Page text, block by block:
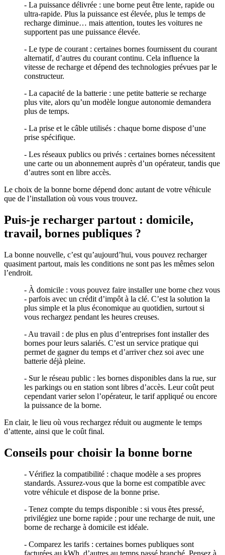
- La puissance délivrée : une borne peut être lente, rapide ou
ultra-rapide. Plus la puissance est élevée, plus le temps de
recharge diminue… mais attention, toutes les voitures ne
supportent pas une puissance élevée.
- Le type de courant : certaines bornes fournissent du courant
alternatif, d’autres du courant continu. Cela influence la
vitesse de recharge et dépend des technologies prévues par le
constructeur.
- La capacité de la batterie : une petite batterie se recharge
plus vite, alors qu’un modèle longue autonomie demandera
plus de temps.
- La prise et le câble utilisés : chaque borne dispose d’une
prise spécifique.
- Les réseaux publics ou privés : certaines bornes nécessitent
une carte ou un abonnement auprès d’un opérateur, tandis que
d’autres sont en libre accès.
Le choix de la bonne borne dépend donc autant de votre véhicule
que de l’installation où vous vous trouvez.
Puis-je recharger partout : domicile,
travail, bornes publiques ?
La bonne nouvelle, c’est qu’aujourd’hui, vous pouvez recharger
quasiment partout, mais les conditions ne sont pas les mêmes selon
l’endroit.
- À domicile : vous pouvez faire installer une borne chez vous
- parfois avec un crédit d’impôt à la clé. C’est la solution la
plus simple et la plus économique au quotidien, surtout si
vous rechargez pendant les heures creuses.
- Au travail : de plus en plus d’entreprises font installer des
bornes pour leurs salariés. C’est un service pratique qui
permet de gagner du temps et d’arriver chez soi avec une
batterie déjà pleine.
- Sur le réseau public : les bornes disponibles dans la rue, sur
les parkings ou en station sont libres d’accès. Leur coût peut
cependant varier selon l’opérateur, le tarif appliqué ou encore
la puissance de la borne.
En clair, le lieu où vous rechargez réduit ou augmente le temps
d’attente, ainsi que le coût final.
Conseils pour choisir la bonne borne
- Vérifiez la compatibilité : chaque modèle a ses propres
standards. Assurez-vous que la borne est compatible avec
votre véhicule et dispose de la bonne prise.
- Tenez compte du temps disponible : si vous êtes pressé,
privilégiez une borne rapide ; pour une recharge de nuit, une
borne de recharge à domicile est idéale.
- Comparez les tarifs : certaines bornes publiques sont
facturées au kWh, d’autres au temps passé branché. Pensez à